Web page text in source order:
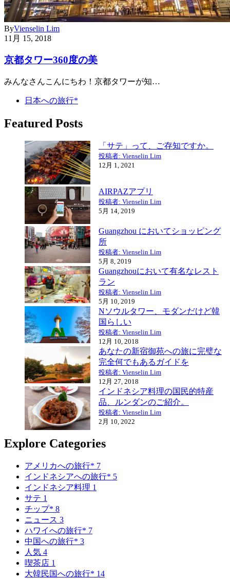
ByVienselin Lim
11月 15, 2018
京都タワー360度の美
みんなさんこんにちわ！京都タワーが知…
日本への旅行*
Featured Posts
「サテ」って、ご存知ですか。
投稿者: Vienselin Lim
12月 1, 2021
AIRPAZアプリ
投稿者: Vienselin Lim
5月 14, 2019
Guangzhou においてショッピング
所
投稿者: Vienselin Lim
5月 8, 2019
Guangzhouにおいて有名なレスト
ラン
投稿者: Vienselin Lim
5月 10, 2019
Nソウルタワー、モダンだけど韓
国らしい
投稿者: Vienselin Lim
12月 10, 2018
あなたの新宿御苑への旅に完璧な
完全何でもあるガイドを
投稿者: Vienselin Lim
12月 27, 2018
インドネシア料理の国民的特産
品、ルンダンのご紹介。
投稿者: Vienselin Lim
2月 10, 2022
Explore Categories
アメリカへの旅行* 7
インドネシアへの旅行* 5
インドネシア料理 1
サテ 1
チップ* 8
ニュース 3
ハワイへの旅行* 7
中国への旅行* 3
人気 4
喫茶店 1
大韓民国への旅行* 14